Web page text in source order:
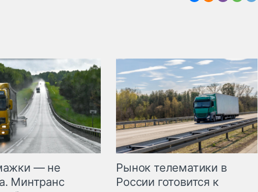
— не
Минтранс
Рынок телематики в
России готовится к